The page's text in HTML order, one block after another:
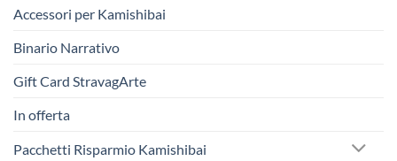
Accessori per Kamishibai
Binario Narrativo
Gift Card StravagArte
In offerta
Pacchetti Risparmio Kamishibai